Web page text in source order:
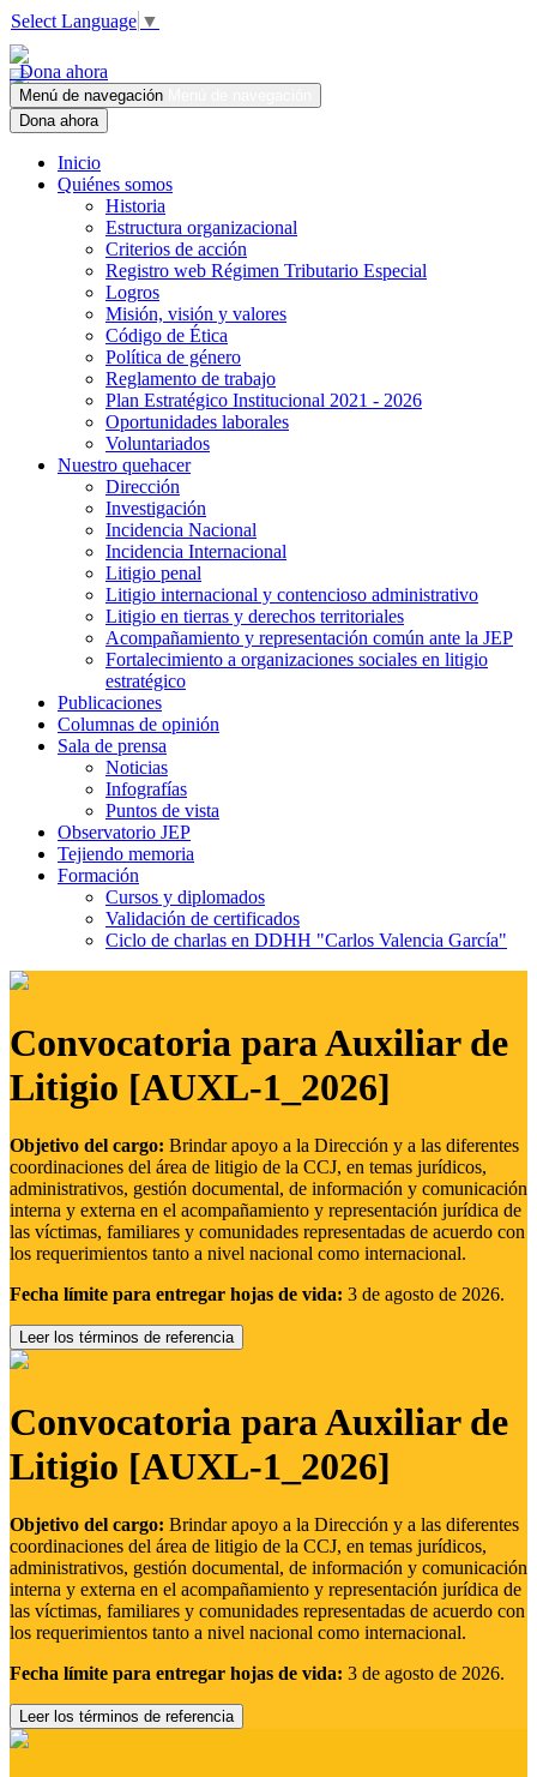
Select Language ▼
Dona ahora
Menú de navegación
Dona ahora
Inicio
Quiénes somos
Historia
Estructura organizacional
Criterios de acción
Registro web Régimen Tributario Especial
Logros
Misión, visión y valores
Código de Ética
Política de género
Reglamento de trabajo
Plan Estratégico Institucional 2021 - 2026
Oportunidades laborales
Voluntariados
Nuestro quehacer
Dirección
Investigación
Incidencia Nacional
Incidencia Internacional
Litigio penal
Litigio internacional y contencioso administrativo
Litigio en tierras y derechos territoriales
Acompañamiento y representación común ante la JEP
Fortalecimiento a organizaciones sociales en litigio
estratégico
Publicaciones
Columnas de opinión
Sala de prensa
Noticias
Infografías
Puntos de vista
Observatorio JEP
Tejiendo memoria
Formación
Cursos y diplomados
Validación de certificados
Ciclo de charlas en DDHH "Carlos Valencia García"
Convocatoria para Auxiliar de
Litigio [AUXL-1_2026]
Objetivo del cargo: Brindar apoyo a la Dirección y a las diferentes
coordinaciones del área de litigio de la CCJ, en temas jurídicos,
administrativos, gestión documental, de información y comunicación
interna y externa en el acompañamiento y representación jurídica de
las víctimas, familiares y comunidades representadas de acuerdo con
los requerimientos tanto a nivel nacional como internacional.
Fecha límite para entregar hojas de vida: 3 de agosto de 2026.
Leer los términos de referencia
Convocatoria para Auxiliar de
Litigio [AUXL-1_2026]
Objetivo del cargo: Brindar apoyo a la Dirección y a las diferentes
coordinaciones del área de litigio de la CCJ, en temas jurídicos,
administrativos, gestión documental, de información y comunicación
interna y externa en el acompañamiento y representación jurídica de
las víctimas, familiares y comunidades representadas de acuerdo con
los requerimientos tanto a nivel nacional como internacional.
Fecha límite para entregar hojas de vida: 3 de agosto de 2026.
Leer los términos de referencia